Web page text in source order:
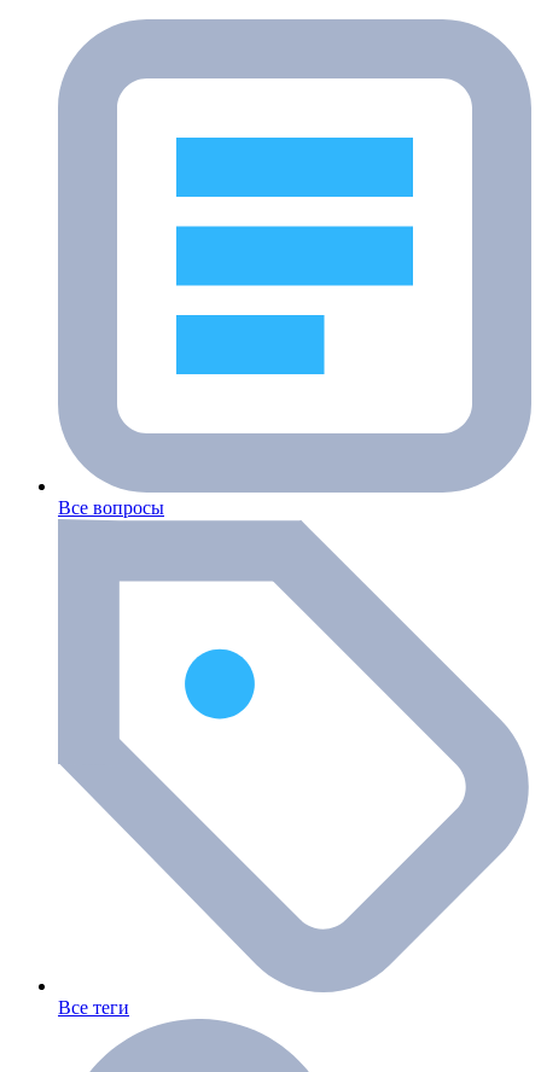
Все вопросы
Все теги